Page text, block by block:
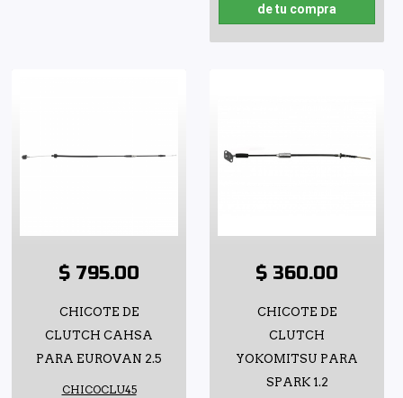
de tu compra
$ 795.00
CHICOTE DE
CLUTCH CAHSA
PARA EUROVAN 2.5
CHICOCLU45
$ 360.00
CHICOTE DE
CLUTCH
YOKOMITSU PARA
SPARK 1.2